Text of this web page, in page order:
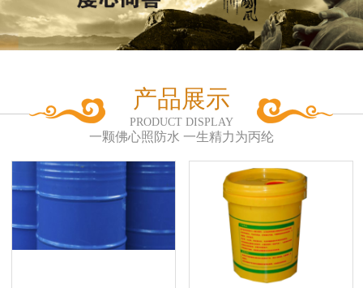
产品展示
PRODUCT DISPLAY
一颗佛心照防水 一生精力为丙纶